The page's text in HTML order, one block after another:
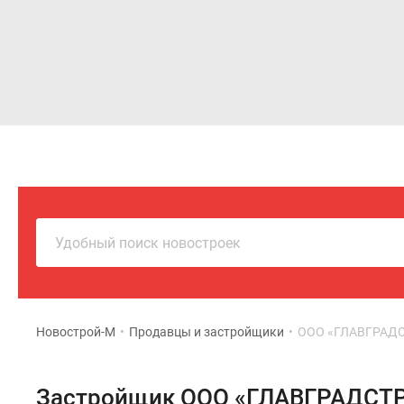
Удобный поиск новостроек
Новострой-М • Продавцы и застройщики • ООО
Застройщик ООО